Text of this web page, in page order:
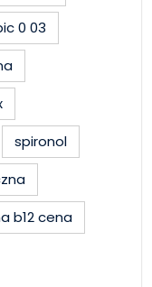
0 03
spironol
b12 cena